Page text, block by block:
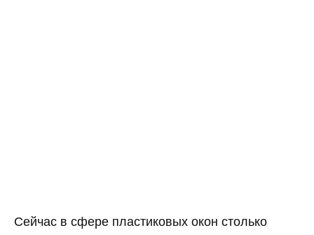
Сейчас в сфере пластиковых окон столько